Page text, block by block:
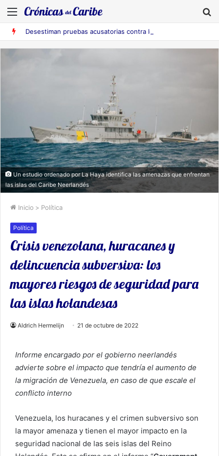
Menú
Un estudio ordenado por La Haya identifica las amenazas que enfrentan
las islas del Caribe Neerlandés
Inicio > Política
Política
Crisis venezolana, huracanes y
delincuencia subversiva: los
mayores riesgos de seguridad para
las islas holandesas
Aldrich Hermelijn 21 de octubre de 2022
Informe encargado por el gobierno neerlandés
advierte sobre el impacto que tendría el aumento de
la migración de Venezuela, en caso de que escale el
conflicto interno
Venezuela, los huracanes y el crimen subversivo son
la mayor amenaza y tienen el mayor impacto en la
seguridad nacional de las seis islas del Reino